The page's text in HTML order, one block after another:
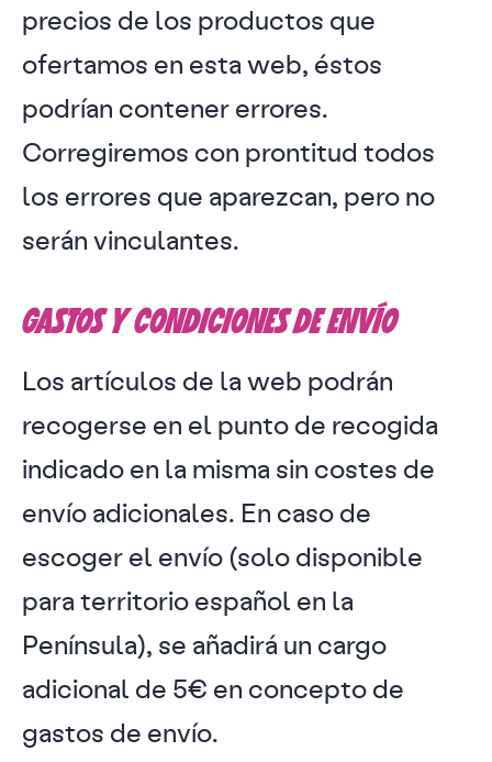
precios de los productos que
ofertamos en esta web, éstos
podrían contener errores.
Corregiremos con prontitud todos
los errores que aparezcan, pero no
serán vinculantes.
GASTOS Y CONDICIONES DE ENVÍO
Los artículos de la web podrán
recogerse en el punto de recogida
indicado en la misma sin costes de
envío adicionales. En caso de
escoger el envío (solo disponible
para territorio español en la
Península), se añadirá un cargo
adicional de 5€ en concepto de
gastos de envío.